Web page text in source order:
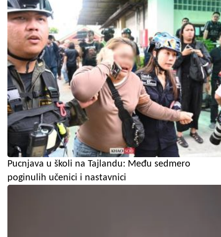
Pucnjava u školi na Tajlandu: Među sedmero
poginulih učenici i nastavnici